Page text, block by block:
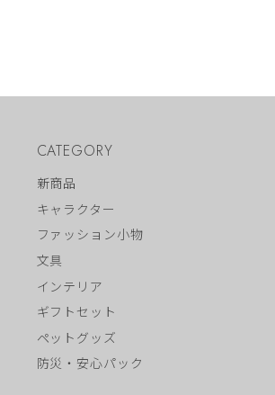
CATEGORY
新商品
キャラクター
ファッション小物
文具
インテリア
ギフトセット
ペットグッズ
防災・安心パック